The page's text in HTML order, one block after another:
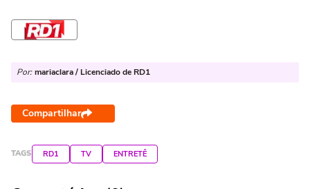
Por: mariaclara / Licenciado de RD1
Compartilhar
TAGS RD1 TV ENTRETÊ